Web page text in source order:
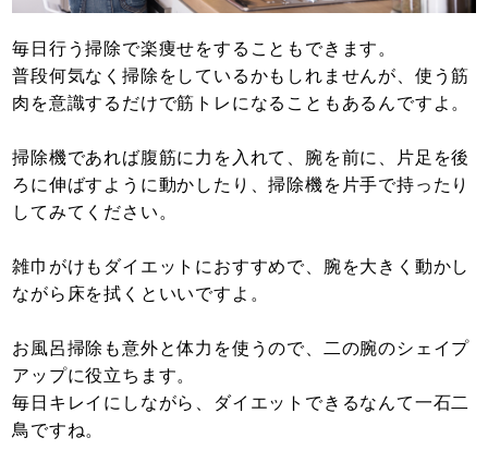
毎日行う掃除で楽痩せをすることもできます。
普段何気なく掃除をしているかもしれませんが、使う筋
肉を意識するだけで筋トレになることもあるんですよ。
掃除機であれば腹筋に力を入れて、腕を前に、片足を後
ろに伸ばすように動かしたり、掃除機を片手で持ったり
してみてください。
雑巾がけもダイエットにおすすめで、腕を大きく動かし
ながら床を拭くといいですよ。
お風呂掃除も意外と体力を使うので、二の腕のシェイプ
アップに役立ちます。
毎日キレイにしながら、ダイエットできるなんて一石二
鳥ですね。